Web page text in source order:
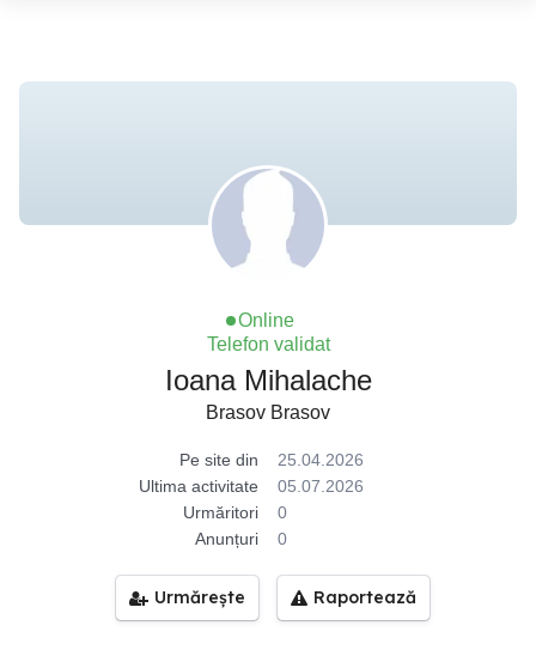
Online
Telefon validat
Ioana Mihalache
Brasov Brasov
Pe site din
25.04.2026
Ultima activitate
05.07.2026
Urmăritori
0
Anunțuri
0
Urmărește Raportează